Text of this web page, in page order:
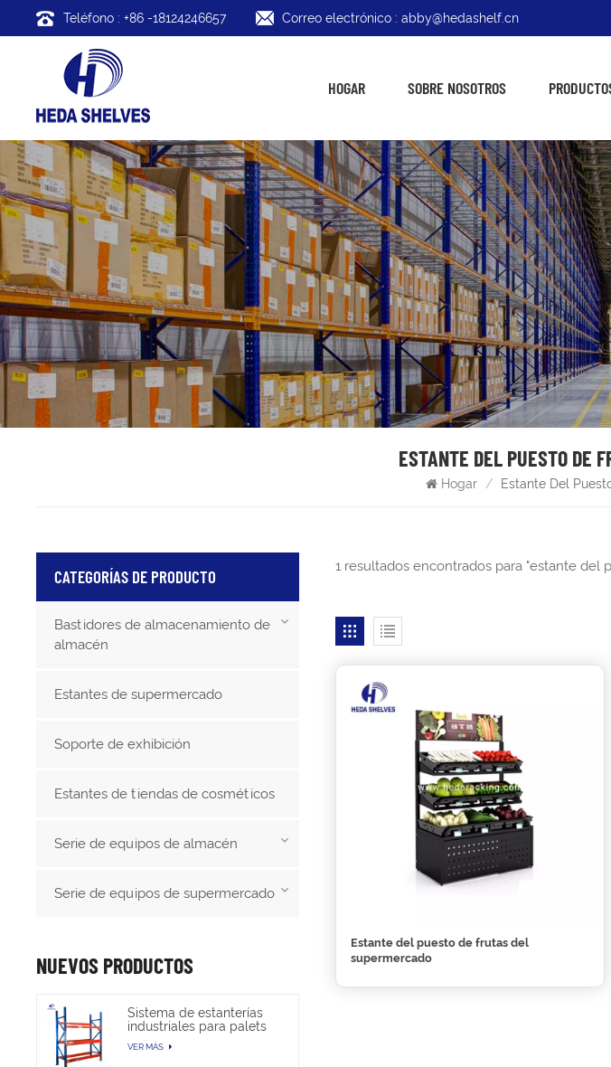
Teléfono : +86 -18124246657 Correo electrónico : abby@hedashelf.cn
HOGAR SOBRE NOSOTROS
ESTANTE DEL PUESTO DE
Hogar / Estante Del
1 resultados encontrados para "estante del
Estante del puesto de frutas del
supermercado
CATEGORÍAS DE PRODUCTO
Bastidores de almacenamiento de
almacén
Estantes de supermercado
Soporte de exhibición
Estantes de tiendas de cosméticos
Serie de equipos de almacén
Serie de equipos de supermercado
NUEVOS PRODUCTOS
Sistema de estanterías
industriales para palets
de alta resistencia para
almacenamiento en
VER MÁS